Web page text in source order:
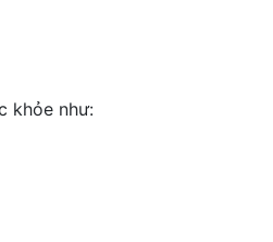
khỏe như: